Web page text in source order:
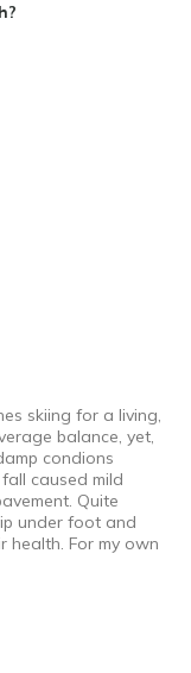
skiing for a living,
balance, yet,
condions
caused mild
Quite
under foot and
health. For my own